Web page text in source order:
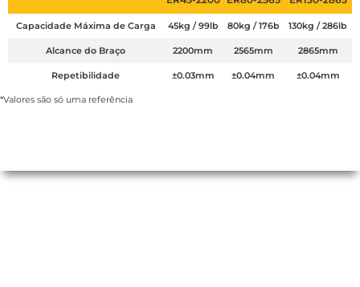
Capacidade Máxima de Carga 45kg / 99lb 80kg / 176b 130kg / 286lb
Alcance do Braço 2200mm 2565mm 2865mm
Repetibilidade ±0.03mm ±0.04mm ±0.04mm
*Valores são só uma referência